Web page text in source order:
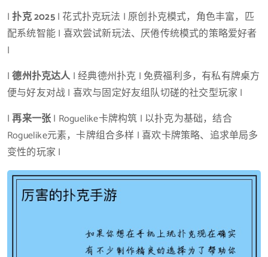
|扑克 2025| 花式扑克玩法 | 原创扑克模式，角色丰富，匹
配系统智能 | 喜欢尝试新玩法、厌倦传统模式的策略爱好者
|
|德州扑克达人 | 经典德州扑克 | 免费福利多，有私有牌桌方
便与好友对战 | 喜欢与固定好友组队切磋的社交型玩家 |
|再来一张| Roguelike卡牌构筑 | 以扑克为基础，结合
Roguelike元素，卡牌组合多样 | 喜欢卡牌策略、追求单局多
变性的玩家 |